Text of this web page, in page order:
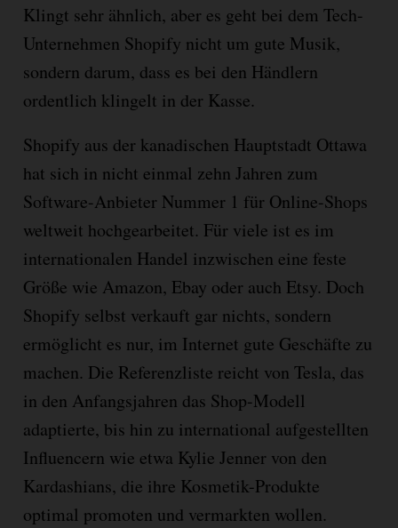
Klingt sehr ähnlich, aber es geht bei dem Tech-
Unternehmen Shopify nicht um gute Musik,
sondern darum, dass es bei den Händlern
ordentlich klingelt in der Kasse.
Shopify aus der kanadischen Hauptstadt Ottawa
hat sich in nicht einmal zehn Jahren zum
Software-Anbieter Nummer 1 für Online-Shops
weltweit hochgearbeitet. Für viele ist es im
internationalen Handel inzwischen eine feste
Größe wie Amazon, Ebay oder auch Etsy. Doch
Shopify selbst verkauft gar nichts, sondern
ermöglicht es nur, im Internet gute Geschäfte zu
machen. Die Referenzliste reicht von Tesla, das
in den Anfangsjahren das Shop-Modell
adaptierte, bis hin zu international aufgestellten
Influencern wie etwa Kylie Jenner von den
Kardashians, die ihre Kosmetik-Produkte
optimal promoten und vermarkten wollen.